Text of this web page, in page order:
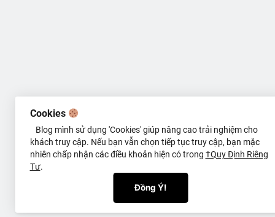
Cookies
Blog mình sử dụng 'Cookies' giúp nâng cao trải nghiệm cho
khách truy cập. Nếu bạn vẫn chọn tiếp tục truy cập, bạn mặc
nhiên chấp nhận các điều khoản hiện có trong †Quy Định Riêng
Tư.
Đồng Ý!